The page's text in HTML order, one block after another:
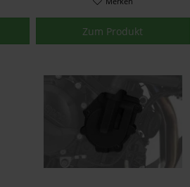
Zum Produkt